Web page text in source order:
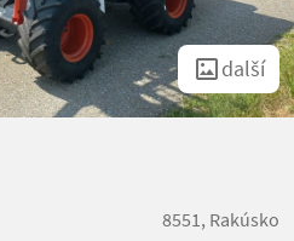
další
8551, Rakúsko